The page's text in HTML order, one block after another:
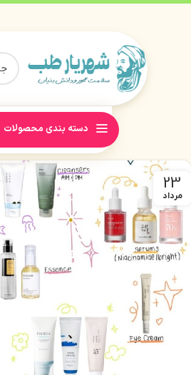
دسته بندی محصولات
23
مرداد